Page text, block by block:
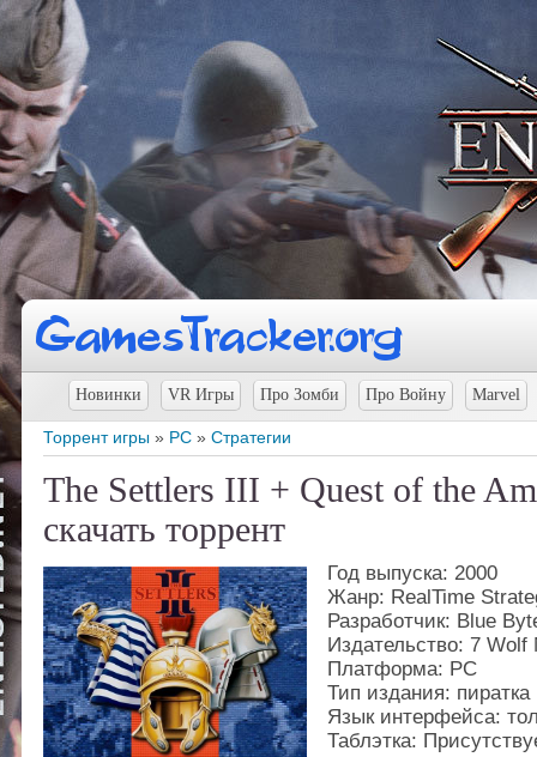
Новинки VR Игры Про Зомби Про Войну Marvel
Торрент игры » PC » Стратегии
The Settlers III + Quest of the
скачать торрент
Год выпуска: 2000
Жанр: RealTime
Разработчик: Blue
Издательство: 7 Wolf
Платформа: PС
Тип издания: пиратка
Язык интерфейса:
Таблэтка: